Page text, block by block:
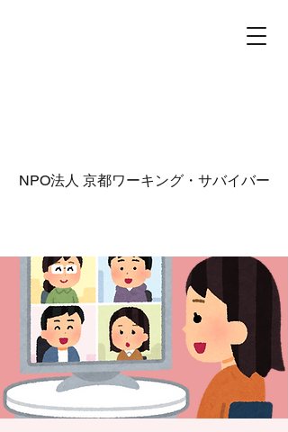
NPO法人 京都ワーキング・サバイバー